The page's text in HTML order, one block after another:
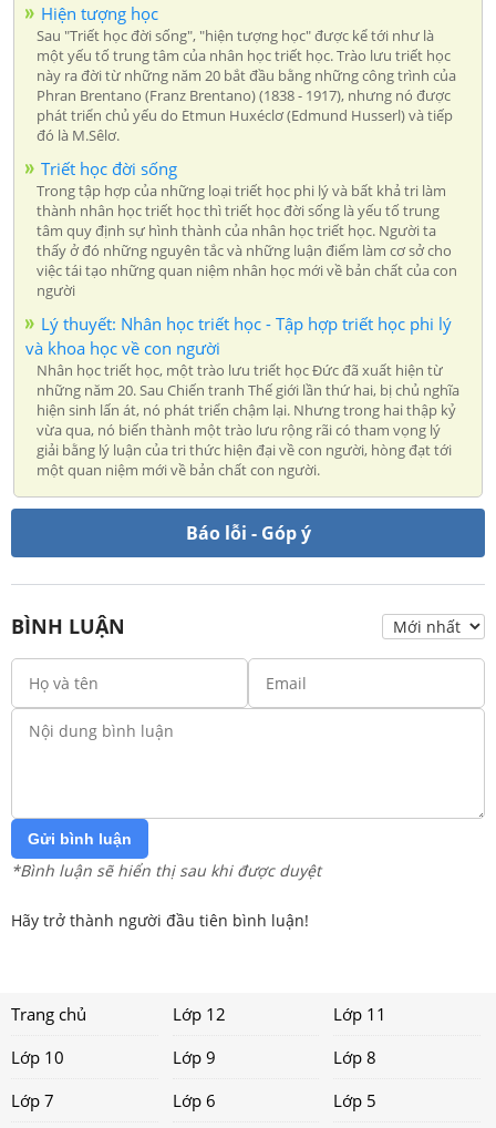
Hiện tượng học
Sau "Triết học đời sống", "hiện tượng học" được kể tới như là
một yếu tố trung tâm của nhân học triết học. Trào lưu triết học
này ra đời từ những năm 20 bắt đầu bằng những công trình của
Phran Brentano (Franz Brentano) (1838 - 1917), nhưng nó được
phát triển chủ yếu do Etmun Huxéclơ (Edmund Husserl) và tiếp
đó là M.Sêlơ.
Triết học đời sống
Trong tập hợp của những loại triết học phi lý và bất khả tri làm
thành nhân học triết học thì triết học đời sống là yếu tố trung
tâm quy định sự hình thành của nhân học triết học. Người ta
thấy ở đó những nguyên tắc và những luận điểm làm cơ sở cho
việc tái tạo những quan niệm nhân học mới về bản chất của con
người
Lý thuyết: Nhân học triết học - Tập hợp triết học phi lý
và khoa học về con người
Nhân học triết học, một trào lưu triết học Đức đã xuất hiện từ
những năm 20. Sau Chiến tranh Thế giới lần thứ hai, bị chủ nghĩa
hiện sinh lấn át, nó phát triển chậm lại. Nhưng trong hai thập kỷ
vừa qua, nó biến thành một trào lưu rộng rãi có tham vọng lý
giải bằng lý luận của tri thức hiện đại về con người, hòng đạt tới
một quan niệm mới về bản chất con người.
Báo lỗi - Góp ý
BÌNH LUẬN
Gửi bình luận
*Bình luận sẽ hiển thị sau khi được duyệt
Hãy trở thành người đầu tiên bình luận!
Trang chủ Lớp 12
Lớp 11
Lớp 10
Lớp 9
Lớp 8
Lớp 7
Lớp 6 Lớp 5